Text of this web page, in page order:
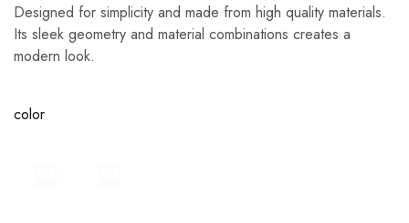
Designed for simplicity and made from high quality materials.
Its sleek geometry and material combinations creates a
modern look.
color